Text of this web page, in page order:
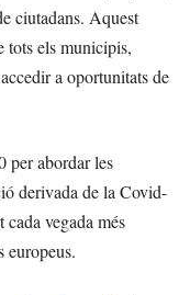
ciutadans. Aquest
tots els municipis,
a oportunitats de
per abordar les
derivada de la Covid-
cada vegada més
europeus.